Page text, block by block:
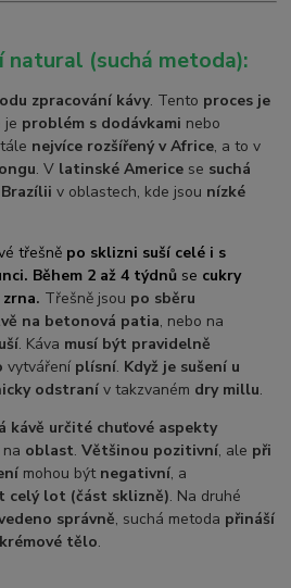
natural (suchá metoda):
zpracování kávy. Tento proces je
je problém s dodávkami nebo
nejvíce rozšířený v Africe, a to v
. V latinské Americe se suchá
Brazílii v oblastech, kde jsou nízké
třešně po sklizni suší celé i s
Během 2 až 4 týdnů se cukry
. Třešně jsou po sběru
na betonová patia, nebo na
. Káva musí být pravidelně
vytváření plísní. Když je sušení u
odstraní v takzvaném dry millu.
kávě určité chuťové aspekty
oblast.Většinou pozitivní, ale při
mohou být negativní, a
celý lot (část sklizně). Na druhé
správně, suchá metoda přináší
krémové tělo.